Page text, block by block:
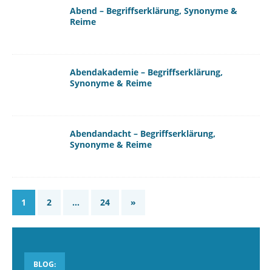
Abend – Begriffserklärung, Synonyme &
Reime
Abendakademie – Begriffserklärung,
Synonyme & Reime
Abendandacht – Begriffserklärung,
Synonyme & Reime
1 2 … 24 »
BLOG: